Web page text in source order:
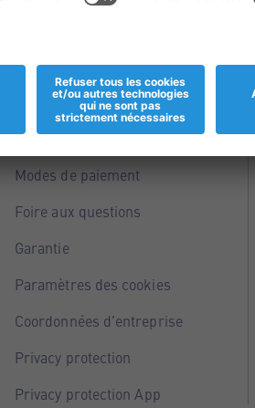
Informations
Magasins
Modes de paiement
Foire aux questions
Garantie
Paramètres des cookies
Coordonnées d'entreprise
Privacy protection
Privacy protection App